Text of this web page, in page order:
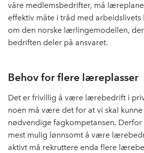
våre medlemsbedrifter, må
effektiv måte i tråd med arbeidslivets
om den norske lærlingemodellen,
bedriften deler på ansvaret.
Behov for flere læreplasser
Det er frivillig å være lærebedrift i
noen må være det for at vi skal
nødvendige fagkompetansen.
mest mulig lønnsomt å være
aktivt må rekruttere enda flere